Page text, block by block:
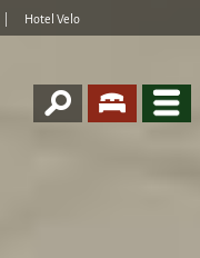
Hotel Velo